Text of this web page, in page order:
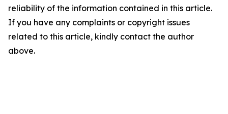
reliability of the information contained in this article.
If you have any complaints or copyright issues
related to this article, kindly contact the author
above.